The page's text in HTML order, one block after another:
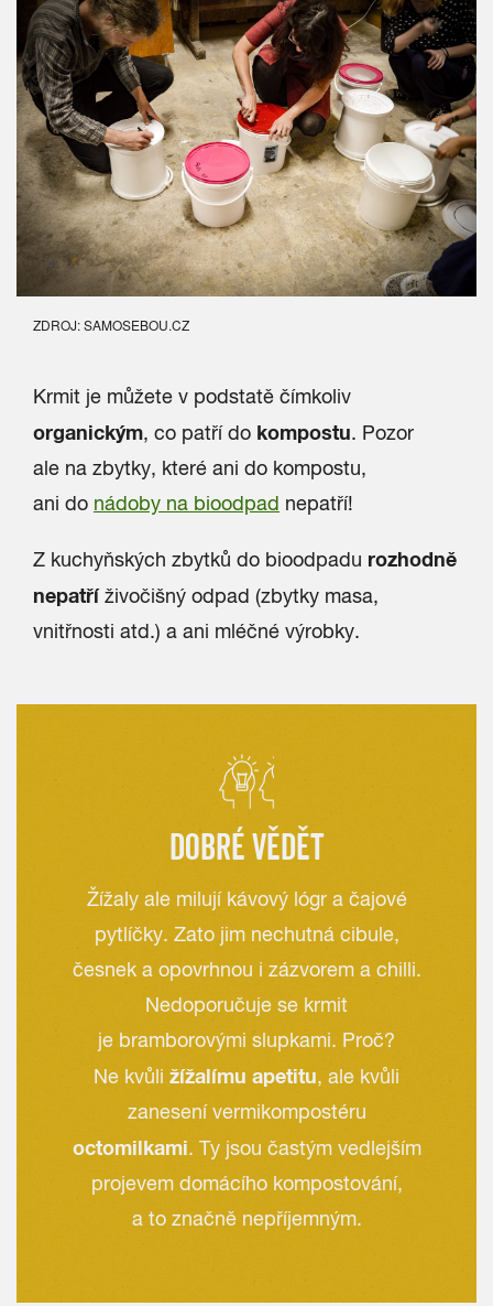
ZDROJ: SAMOSEBOU.CZ
Krmit je můžete v podstatě čímkoliv
organickým, co patří do kompostu. Pozor
ale na zbytky, které ani do kompostu,
ani do nádoby na bioodpad nepatří!
Z kuchyňských zbytků do bioodpadu rozhodně
nepatříživočišný odpad (zbytky masa,
vnitřnosti atd.) a ani mléčné výrobky.
DOBRÉ VĚDĚT
Žížaly ale milují kávový lógr a čajové
pytlíčky. Zato jim nechutná cibule,
česnek a opovrhnou i zázvorem a chilli.
Nedoporučuje se krmit
je bramborovými slupkami. Proč?
Ne kvůli žížalímu apetitu, ale kvůli
zanesení vermikompostéru
octomilkami. Ty jsou častým vedlejším
projevem domácího kompostování,
a to značně nepříjemným.